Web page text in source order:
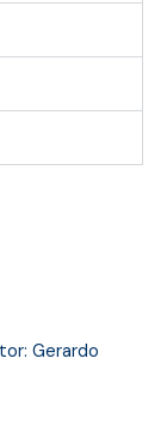
Gerardo